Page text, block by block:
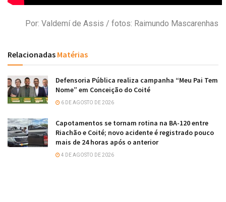
Por: Valdemí de Assis / fotos: Raimundo Mascarenhas
Relacionadas Matérias
Defensoria Pública realiza campanha “Meu Pai Tem
Nome” em Conceição do Coité
6 DE AGOSTO DE 2026
Capotamentos se tornam rotina na BA-120 entre
Riachão e Coité; novo acidente é registrado pouco
mais de 24 horas após o anterior
4 DE AGOSTO DE 2026